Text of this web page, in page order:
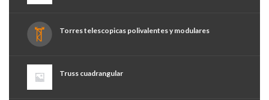
Torres telescopicas polivalentes y modulares
Truss cuadrangular